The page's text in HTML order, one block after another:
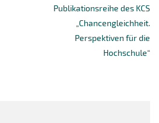
post:
Publikationsreihe des KCS
„Chancengleichheit.
Perspektiven für die
Hochschule“